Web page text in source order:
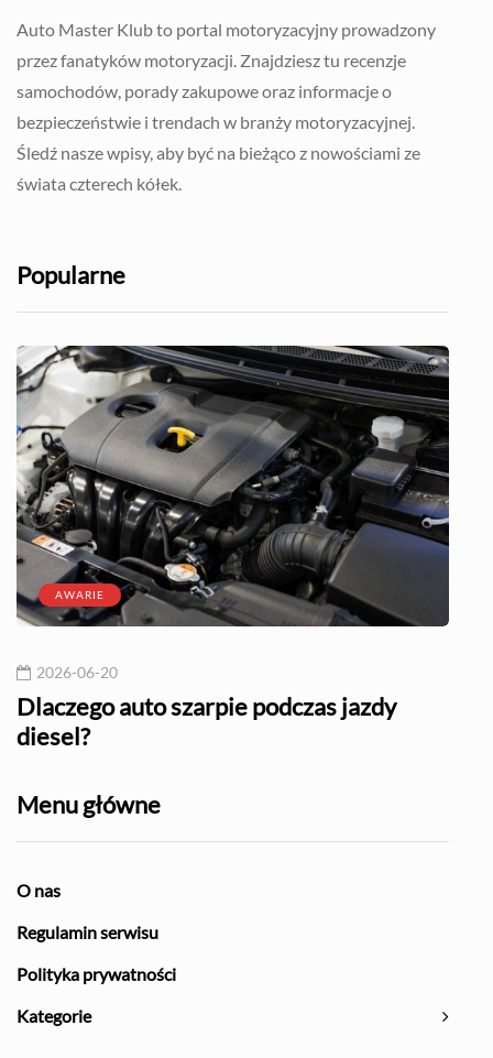
Auto Master Klub to portal motoryzacyjny prowadzony
przez fanatyków motoryzacji. Znajdziesz tu recenzje
samochodów, porady zakupowe oraz informacje o
bezpieczeństwie i trendach w branży motoryzacyjnej.
Śledź nasze wpisy, aby być na bieżąco z nowościami ze
świata czterech kółek.
Popularne
AWARIE
2026-06-20
Dlaczego auto szarpie podczas jazdy
diesel?
Menu główne
O nas
Regulamin serwisu
Polityka prywatności
Kategorie